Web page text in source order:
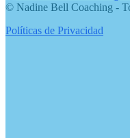
© Nadine Bell Coaching -
Políticas de Privacidad